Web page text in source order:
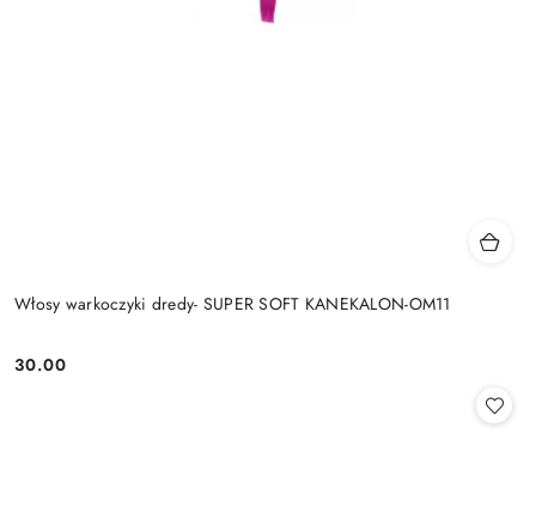
Włosy warkoczyki dredy- SUPER SOFT KANEKALON-OM11
Cena:
30.00